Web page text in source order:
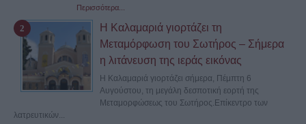
Περισσότερα...
Η Καλαμαριά γιορτάζει τη
Μεταμόρφωση του Σωτήρος – Σήμερα
η λιτάνευση της ιεράς εικόνας
Η Καλαμαριά γιορτάζει σήμερα, Πέμπτη 6
Αυγούστου, τη μεγάλη δεσποτική εορτή της
Μεταμορφώσεως του Σωτήρος.Επίκεντρο των
λατρευτικών...